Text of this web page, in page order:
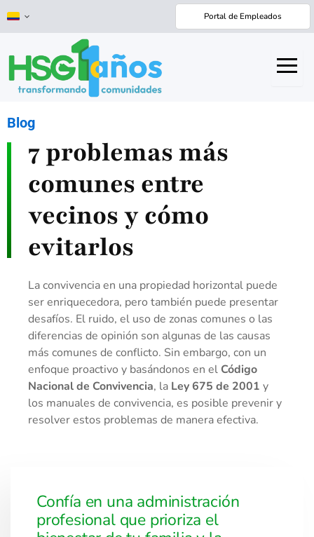
Portal de Empleados
Blog
7 problemas más
comunes entre
vecinos y cómo
evitarlos
La convivencia en una propiedad horizontal puede
ser enriquecedora, pero también puede presentar
desafíos. El ruido, el uso de zonas comunes o las
diferencias de opinión son algunas de las causas
más comunes de conflicto. Sin embargo, con un
enfoque proactivo y basándonos en el Código
Nacional de Convivencia, la Ley 675 de 2001 y
los manuales de convivencia, es posible prevenir y
resolver estos problemas de manera efectiva.
Confía en una administración
profesional que prioriza el